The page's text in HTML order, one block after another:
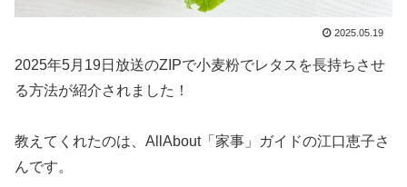
2025.05.19
2025年5月19日放送のZIPで小麦粉でレタスを長持ちさせ
る方法が紹介されました！
教えてくれたのは、AllAbout「家事」ガイドの江口恵子さ
んです。